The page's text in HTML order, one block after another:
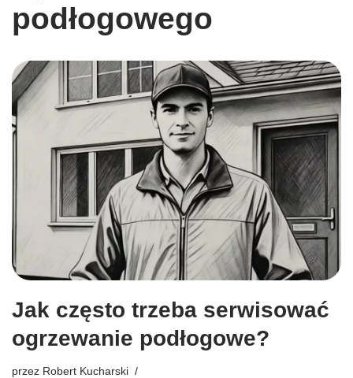
podłogowego
Jak często trzeba serwisować
ogrzewanie podłogowe?
przez Robert Kucharski